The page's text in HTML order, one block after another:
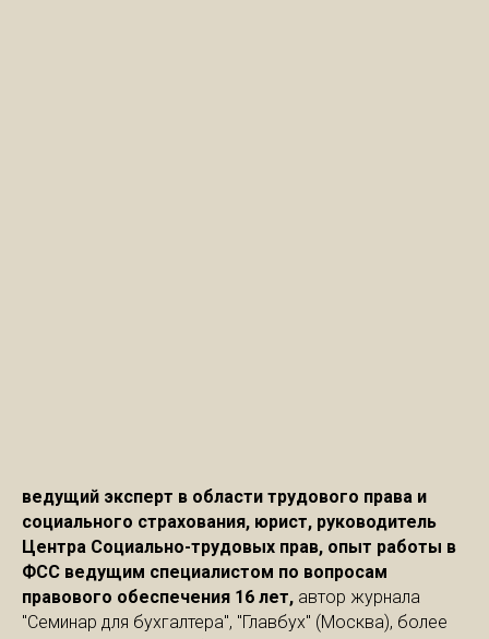
ведущий эксперт в области трудового права и
социального страхования, юрист, руководитель
Центра Социально-трудовых прав, опыт работы в
ФСС ведущим специалистом по вопросам
правового обеспечения 16 лет, автор журнала
"Семинар для бухгалтера", "Главбух" (Москва), более